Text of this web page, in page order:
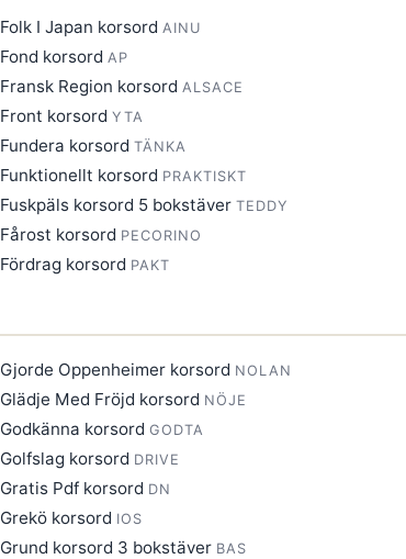
Folk I Japan korsord AINU
Fond korsord AP
Fransk Region korsord ALSACE
Front korsord YTA
Fundera korsord TÄNKA
Funktionellt korsord PRAKTISKT
Fuskpäls korsord 5 bokstäver TEDDY
Fårost korsord PECORINO
Fördrag korsord PAKT
Gjorde Oppenheimer korsord NOLAN
Glädje Med Fröjd korsord NÖJE
Godkänna korsord GODTA
Golfslag korsord DRIVE
Gratis Pdf korsord DN
Grekö korsord IOS
Grund korsord 3 bokstäver BAS